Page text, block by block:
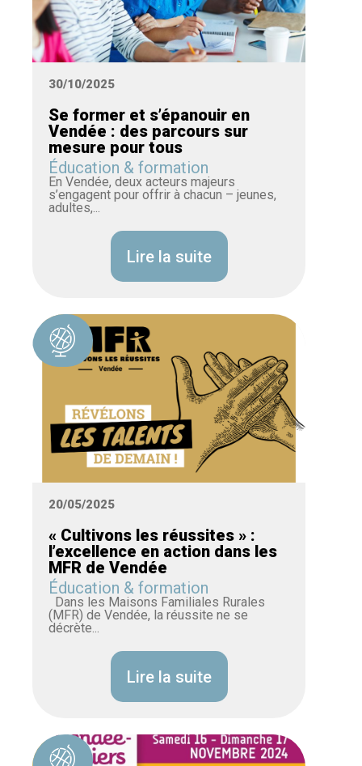
Se former et s’épanouir en
Vendée : des parcours sur
mesure pour tous
Éducation & formation
En Vendée, deux acteurs majeurs
s’engagent pour offrir à chacun – jeunes,
adultes,...
30/10/2025
Lire la suite
« Cultivons les réussites » :
l’excellence en action dans les
MFR de Vendée
Éducation & formation
Dans les Maisons Familiales Rurales
(MFR) de Vendée, la réussite ne se
décrète...
20/05/2025
Lire la suite